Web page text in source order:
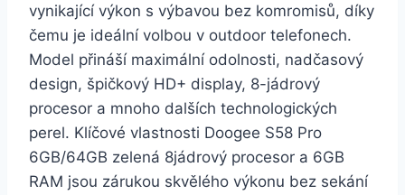
vynikající výkon s výbavou bez komromisů, díky
čemu je ideální volbou v outdoor telefonech.
Model přináší maximální odolnosti, nadčasový
design, špičkový HD+ display, 8-jádrový
procesor a mnoho dalších technologických
perel. Klíčové vlastnosti Doogee S58 Pro
6GB/64GB zelená 8jádrový procesor a 6GB
RAM jsou zárukou skvělého výkonu bez sekání